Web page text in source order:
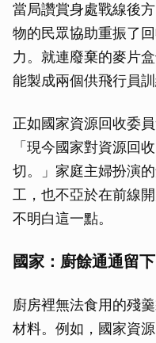
當局讚賞身處戰線後
物的民眾協助重振了
力。就連廢棄的麥片
能製成兩個供飛行員訓
正如國家資源回收委
「現今國家對資源回
切。」家庭主婦扮演
工，也不亞於在前線
不明白這一點。
國家：廚餘通通留
廚房裡無法食用的殘
材料。例如，國家資